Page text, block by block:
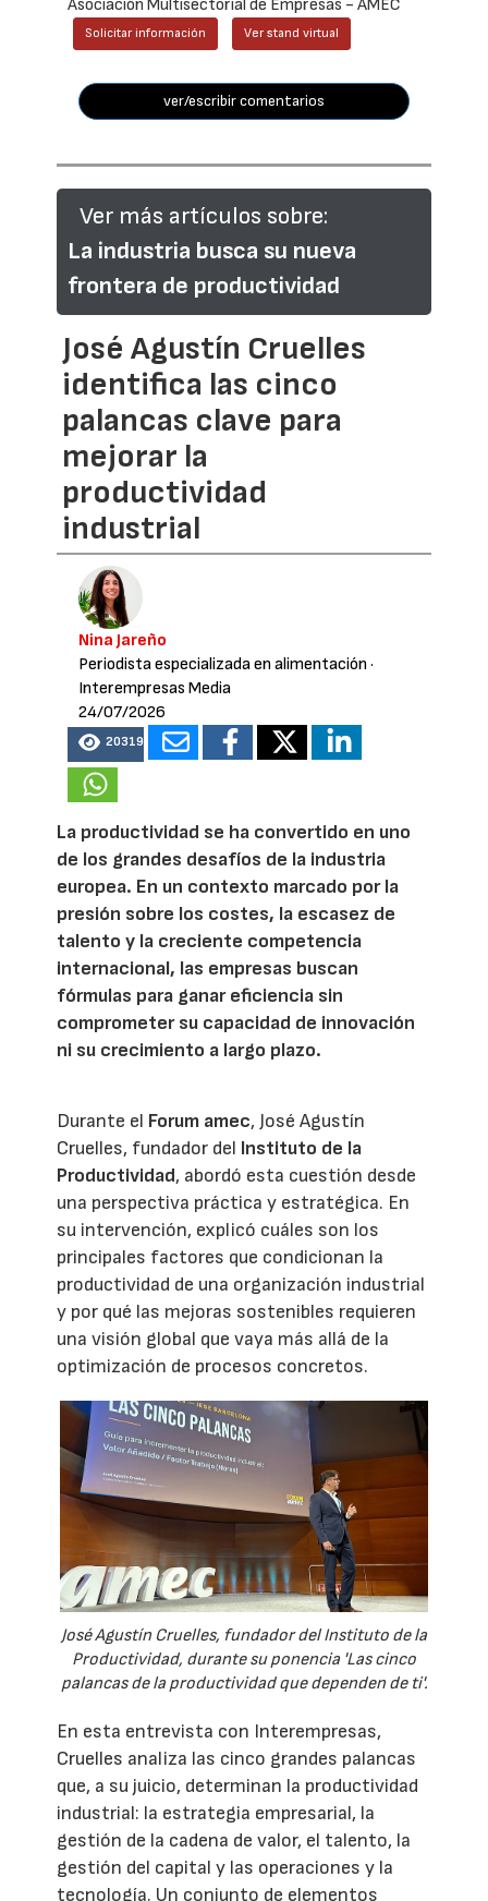
Asociación Multisectorial de Empresas - AMEC
Solicitar información Ver stand virtual
ver/escribir comentarios
Ver más artículos sobre:
La industria busca su nueva
frontera de productividad
José Agustín Cruelles
identifica las cinco
palancas clave para
mejorar la
productividad
industrial
Nina Jareño
Periodista especializada en alimentación ·
Interempresas Media
24/07/2026
20319
La productividad se ha convertido en uno
de los grandes desafíos de la industria
europea. En un contexto marcado por la
presión sobre los costes, la escasez de
talento y la creciente competencia
internacional, las empresas buscan
fórmulas para ganar eficiencia sin
comprometer su capacidad de innovación
ni su crecimiento a largo plazo.
Durante el Forum amec, José Agustín
Cruelles, fundador del Instituto de la
Productividad, abordó esta cuestión desde
una perspectiva práctica y estratégica. En
su intervención, explicó cuáles son los
principales factores que condicionan la
productividad de una organización industrial
y por qué las mejoras sostenibles requieren
una visión global que vaya más allá de la
optimización de procesos concretos.
José Agustín Cruelles, fundador del Instituto de la
Productividad, durante su ponencia 'Las cinco
palancas de la productividad que dependen de ti'.
En esta entrevista con Interempresas,
Cruelles analiza las cinco grandes palancas
que, a su juicio, determinan la productividad
industrial: la estrategia empresarial, la
gestión de la cadena de valor, el talento, la
gestión del capital y las operaciones y la
tecnología. Un conjunto de elementos